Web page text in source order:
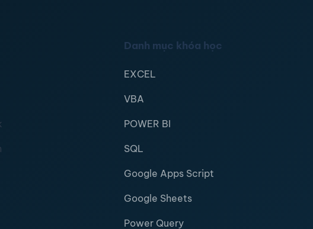
Danh mục khóa học
EXCEL
VBA
POWER BI
SQL
Google Apps Script
Google Sheets
Power Query